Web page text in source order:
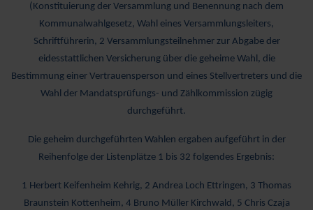
(Konstituierung der Versammlung und Benennung nach dem
Kommunalwahlgesetz, Wahl eines Versammlungsleiters,
Schriftführerin, 2 Versammlungsteilnehmer zur Abgabe der
eidesstattlichen Versicherung über die geheime Wahl, die
Bestimmung einer Vertrauensperson und eines Stellvertreters und die
Wahl der Mandatsprüfungs- und Zählkommission zügig
durchgeführt.
Die geheim durchgeführten Wahlen ergaben aufgeführt in der
Reihenfolge der Listenplätze 1 bis 32 folgendes Ergebnis:
1 Herbert Keifenheim Kehrig, 2 Andrea Loch Ettringen, 3 Thomas
Braunstein Kottenheim, 4 Bruno Müller Kirchwald, 5 Chris Czaja